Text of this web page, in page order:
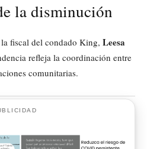
la disminución
fiscal del condado King, Leesa
refleja la coordinación entre
comunitarias.